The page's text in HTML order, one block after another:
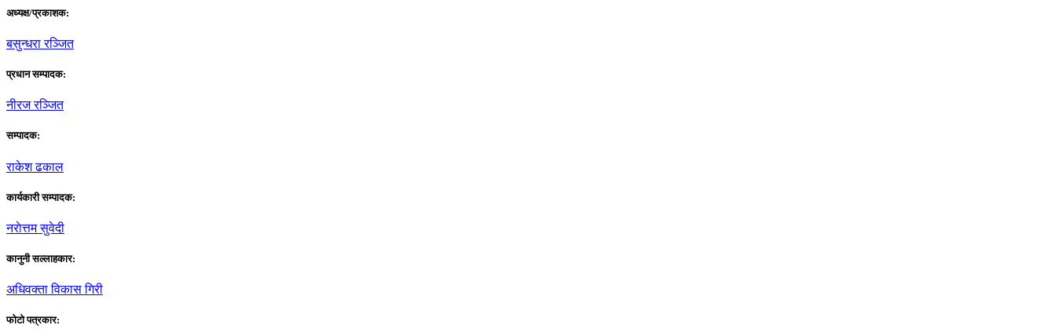
अध्यक्ष/प्रकाशक:
बसुन्धरा रञ्जित
प्रधान सम्पादक:
नीरज रञ्जित
सम्पादक:
राकेश ढकाल
कार्यकारी सम्पादक:
नराेत्तम सुवेदी
कानुनी सल्लाहकार:
अधिवक्ता विकास गिरी
फाेटाे पत्रकार: